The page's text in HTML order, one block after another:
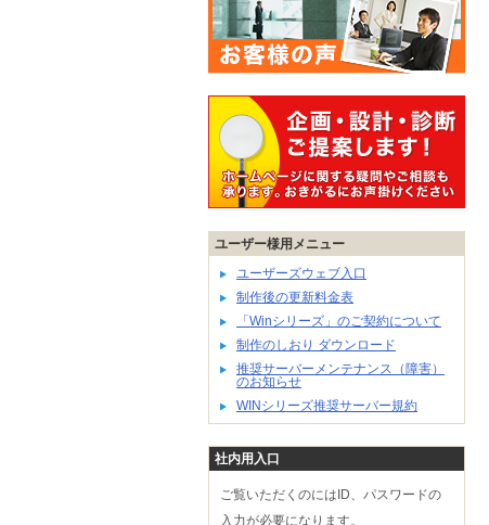
ユーザー様用メニュー
ユーザーズウェブ入口
制作後の更新料金表
「Winシリーズ」のご契約について
制作のしおり ダウンロード
推奨サーバーメンテナンス（障害）
のお知らせ
WINシリーズ推奨サーバー規約
社内用入口
ご覧いただくのにはID、パスワードの
入力が必要になります。